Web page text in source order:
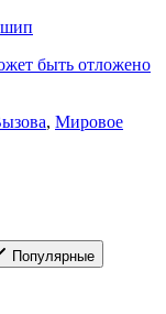
быть отложено
, Мировое
Популярные